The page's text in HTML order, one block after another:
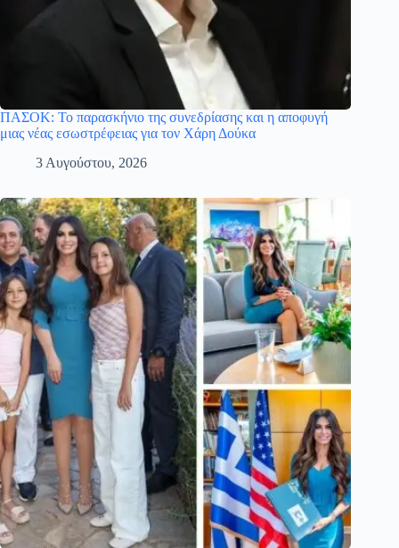
ΠΑΣΟΚ: Το παρασκήνιο της συνεδρίασης και η αποφυγή
μιας νέας εσωστρέφειας για τον Χάρη Δούκα
3 Αυγούστου, 2026